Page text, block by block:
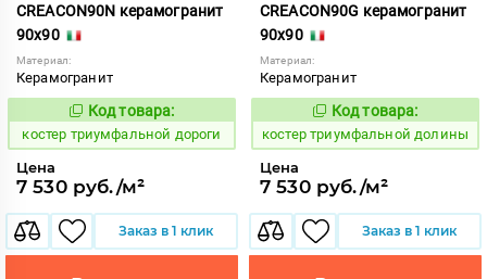
CREACON90N керамогранит
90x90
Материал:
Керамогранит
809897
Код товара:
костер триумфальной дороги
Цена
7 530 руб./м²
Заказ в 1 клик
CREACON90G керамогранит
90x90
Материал:
Керамогранит
809896
Код товара:
костер триумфальной долины
Цена
7 530 руб./м²
Заказ в 1 клик